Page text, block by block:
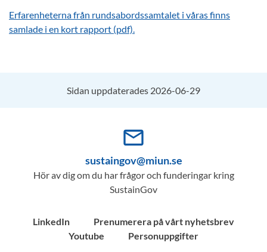
Erfarenheterna från rundsabordssamtalet i våras finns
samlade i en kort rapport (pdf).
Sidan uppdaterades 2026-06-29
mail_outline
sustaingov@miun.se
Hör av dig om du har frågor och funderingar kring
SustainGov
LinkedIn
Prenumerera på vårt nyhetsbrev
Youtube
Personuppgifter